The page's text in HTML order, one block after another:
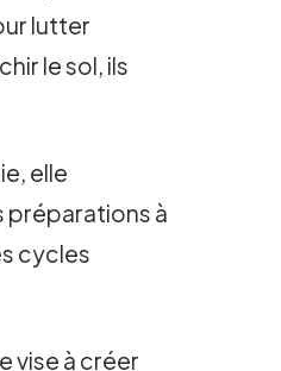
lutter
le sol, ils
elle
préparations à
cycles
vise à créer